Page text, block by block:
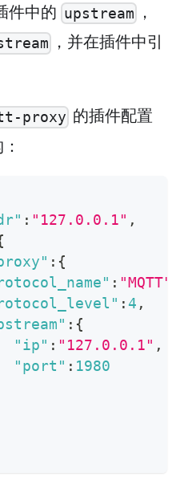
件中的 upstream，
，并在插件中引
proxy 的插件配置
: "127.0.0.1" ,
: {
: "MQTT"
: 4 ,
: {
"ip" : "127.0.0.1" ,
"port" : 1980